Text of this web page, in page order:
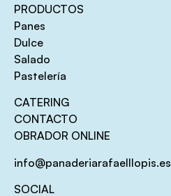
PRODUCTOS
Panes
Dulce
Salado
Pastelería
CATERING
CONTACTO
OBRADOR ONLINE
info@panaderiarafaelllopis.es
SOCIAL